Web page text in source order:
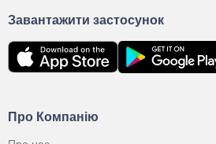
Про Компанію
Завантажити застосунок